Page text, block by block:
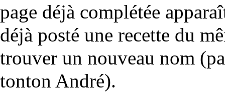
page déjà complétée
déjà posté une recette du
trouver un nouveau nom
tonton André).